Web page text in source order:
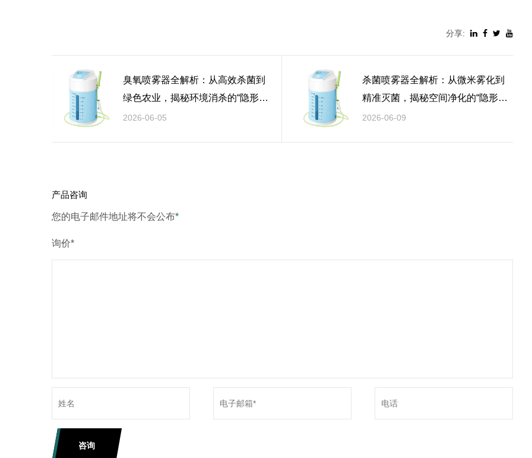
分享:
臭氧喷雾器全解析：从高效杀菌到
绿色农业，揭秘环境消杀的“隐形卫
士”
2026-06-05
杀菌喷雾器全解析：从微米雾化到
精准灭菌，揭秘空间净化的“隐形盾
牌”
2026-06-09
产品咨询
您的电子邮件地址将不会公布*
询价*
咨询